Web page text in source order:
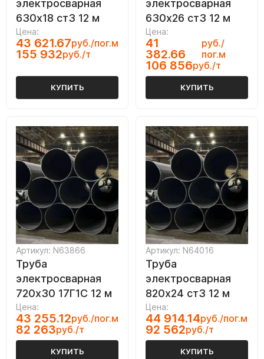
электросварная
630х18 ст3 12 м
Цена:
43 621.67руб./пог.м
155 932руб./т
КУПИТЬ
электросварная
630х26 ст3 12 м
Цена:
41
382.66
руб./
пог.м
106 856руб./т
КУПИТЬ
Артикул: N63866
Труба
электросварная
720х30 17Г1С 12 м
Цена:
43 255.12руб./пог.м
82 263руб./т
КУПИТЬ
Артикул: N64016
Труба
электросварная
820х24 ст3 12 м
Цена:
44 914.14руб./пог.м
92 562руб./т
КУПИТЬ